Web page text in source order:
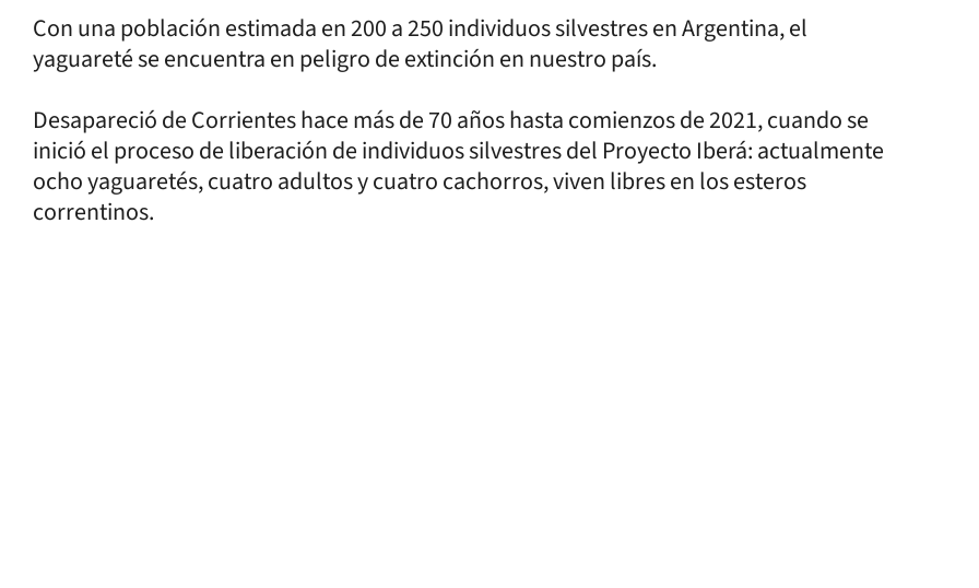
Con una población estimada en 200 a 250 individuos silvestres en Argentina, el
yaguareté se encuentra en peligro de extinción en nuestro país.
Desapareció de Corrientes hace más de 70 años hasta comienzos de 2021, cuando se
inició el proceso de liberación de individuos silvestres del Proyecto Iberá: actualmente
ocho yaguaretés, cuatro adultos y cuatro cachorros, viven libres en los esteros
correntinos.